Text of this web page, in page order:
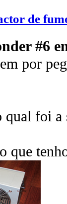
de
#6
por
qual foi a
que